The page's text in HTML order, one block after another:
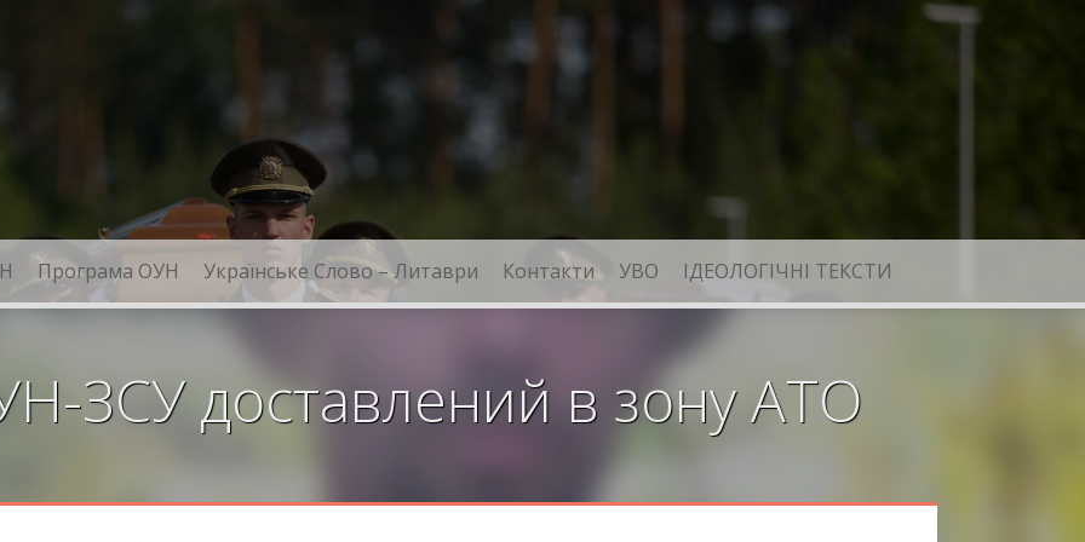
Програма ОУН Українське Слово – Литаври Контакти УВО ІДЕОЛОГІЧНІ ТЕКСТИ
ЗСУ доставлений в зону АТО